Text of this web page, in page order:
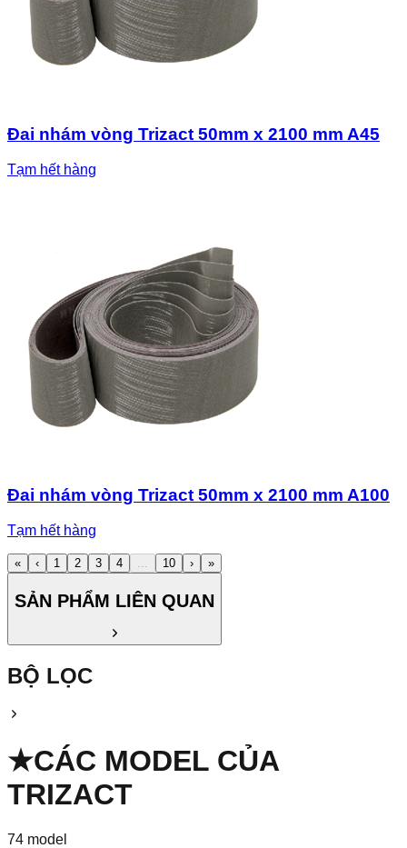
Đai nhám vòng Trizact 50mm x 2100 mm A45
Tạm hết hàng
Đai nhám vòng Trizact 50mm x 2100 mm A100
Tạm hết hàng
« ‹ 1 2 3 4 ... 10 › »
SẢN PHẨM LIÊN QUAN
BỘ LỌC
★CÁC MODEL CỦA
TRIZACT
74 model